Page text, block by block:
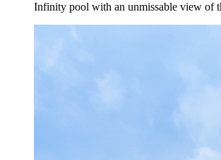
Infinity pool with an unmissable view of